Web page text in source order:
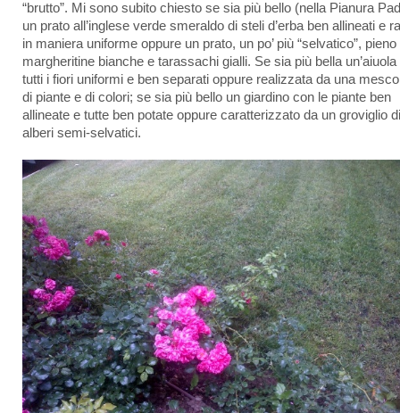
“brutto”. Mi sono subito chiesto se sia più bello (nella Pianura
un prato all’inglese verde smeraldo di steli d’erba ben allineati e
in maniera uniforme oppure un prato, un po’ più “selvatico”, pieno
margheritine bianche e tarassachi gialli. Se sia più bella un’aiuola
tutti i fiori uniformi e ben separati oppure realizzata da una
di piante e di colori; se sia più bello un giardino con le piante ben
allineate e tutte ben potate oppure caratterizzato da un groviglio di
alberi semi-selvatici.